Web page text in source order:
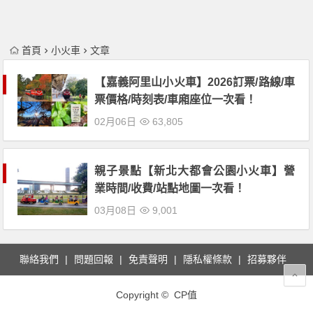
首頁 小火車 文章
【嘉義阿里山小火車】2026訂票/路線/車
票價格/時刻表/車廂座位一次看！
02月06日 63,805
親子景點【新北大都會公園小火車】營
業時間/收費/站點地圖一次看！
03月08日 9,001
聯絡我們 問題回報 免責聲明 隱私權條款 招募夥伴
Copyright © CP值